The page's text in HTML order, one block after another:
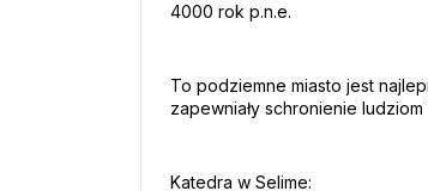
4000 rok p.n.e.
To podziemne miasto jest
zapewniały schronienie
Katedra w Selime: